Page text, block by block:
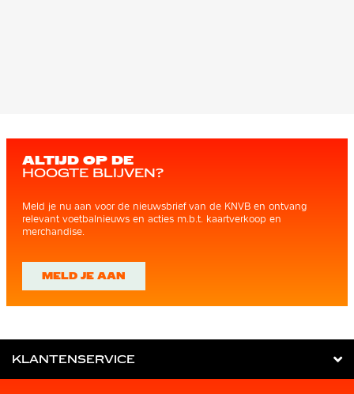
ALTIJD OP DE
HOOGTE BLIJVEN?
Meld je nu aan voor de nieuwsbrief van de KNVB en ontvang
relevant voetbalnieuws en acties m.b.t. kaartverkoop en
merchandise.
MELD JE AAN
KLANTENSERVICE